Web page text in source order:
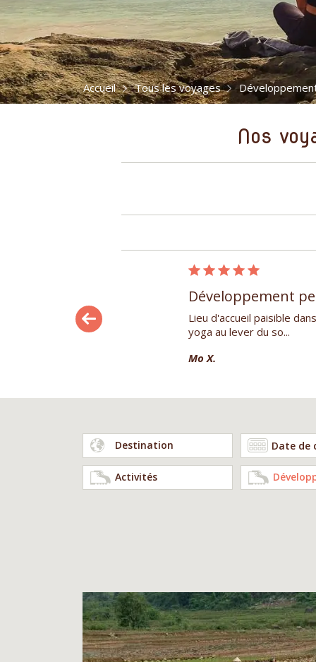
Accueil Tous les voyages
Nos
(logistique,
Développement
Lieu d'accueil paisible
yoga au lever du so...
Mo X.
Destination
Activités